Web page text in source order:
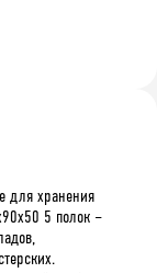
для хранения
5 полок –